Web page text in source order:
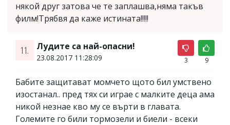
някой друг затова че те заплашва,няма такъв
филм!Трябвя да каже истината!!!!!
11. Лудите са най-опасни!
23.08.2017 11:28:09 3 9
Бабите защитават момчето щото бил умствено
изостанал.. пред тях си играе с малките деца ама
никой незнае кво му се върти в главата.
Големите го били тормозели и биели - всеки